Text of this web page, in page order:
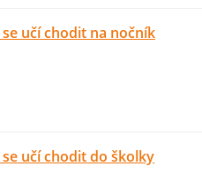
učí chodit na nočník
učí chodit do školky